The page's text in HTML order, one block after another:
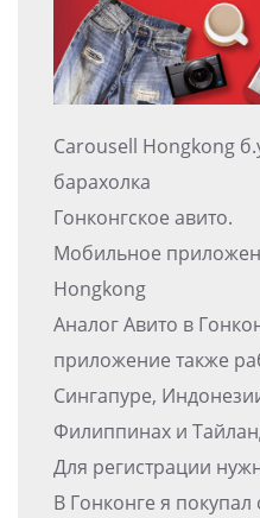
Carousell Hongkong
барахолка
Гонконгское авито.
Мобильное
Hongkong
Аналог Авито в
приложение также
Сингапуре,
Филиппинах и
Для регистрации
В Гонконге я покупал